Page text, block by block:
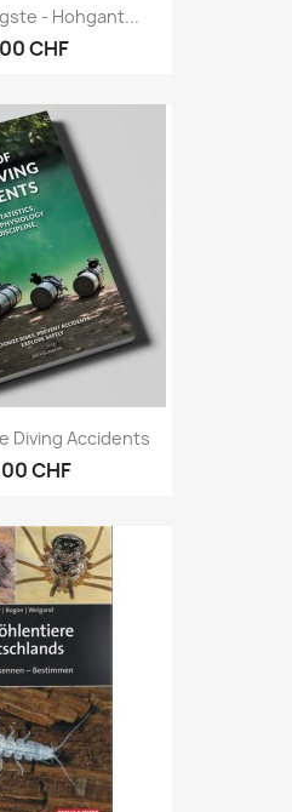
- Hohgant...
CHF
Diving Accidents
CHF